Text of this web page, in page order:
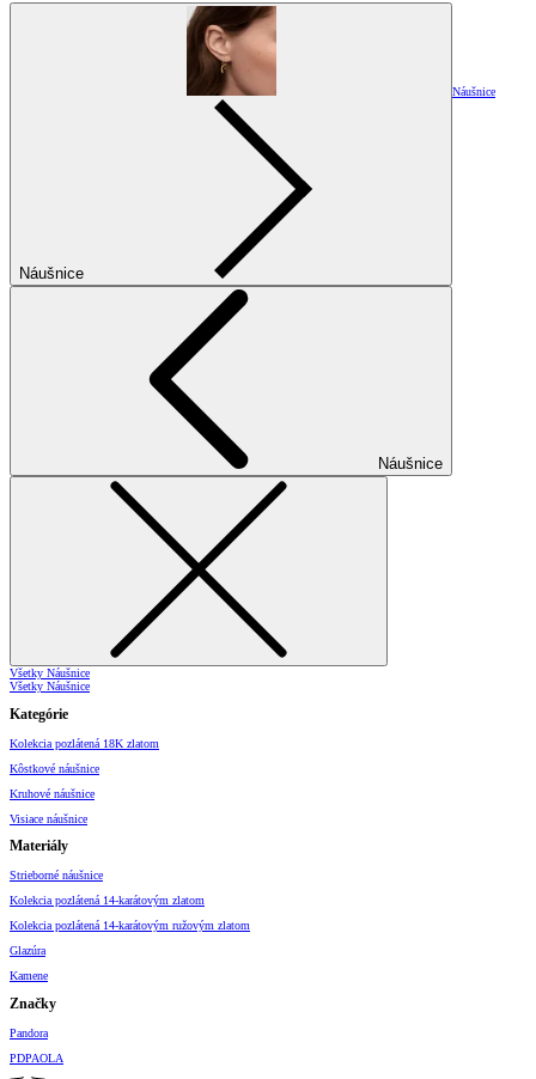
Náušnice
Náušnice
Náušnice
Všetky Náušnice
Všetky Náušnice
Kategórie
Kolekcia pozlátená 18K zlatom
Kôstkové náušnice
Kruhové náušnice
Visiace náušnice
Materiály
Strieborné náušnice
Kolekcia pozlátená 14-karátovým zlatom
Kolekcia pozlátená 14-karátovým ružovým zlatom
Glazúra
Kamene
Značky
Pandora
PDPAOLA